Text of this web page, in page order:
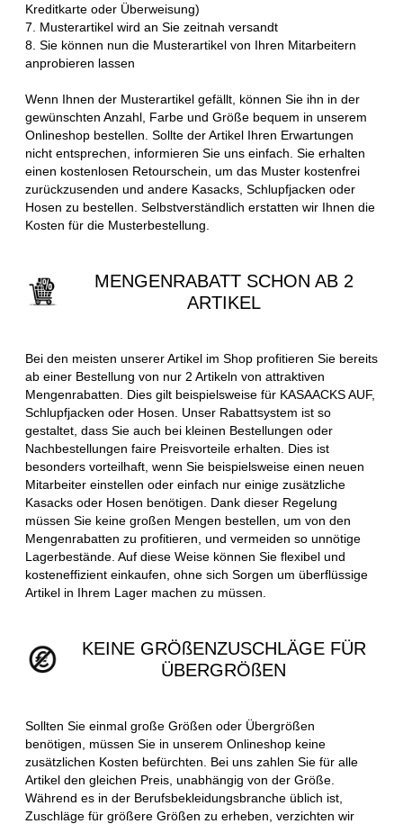
Kreditkarte oder Überweisung)
7. Musterartikel wird an Sie zeitnah versandt
8. Sie können nun die Musterartikel von Ihren Mitarbeitern
anprobieren lassen
Wenn Ihnen der Musterartikel gefällt, können Sie ihn in der
gewünschten Anzahl, Farbe und Größe bequem in unserem
Onlineshop bestellen. Sollte der Artikel Ihren Erwartungen
nicht entsprechen, informieren Sie uns einfach. Sie erhalten
einen kostenlosen Retourschein, um das Muster kostenfrei
zurückzusenden und andere Kasacks, Schlupfjacken oder
Hosen zu bestellen. Selbstverständlich erstatten wir Ihnen die
Kosten für die Musterbestellung.
MENGENRABATT SCHON AB 2
ARTIKEL
Bei den meisten unserer Artikel im Shop profitieren Sie bereits
ab einer Bestellung von nur 2 Artikeln von attraktiven
Mengenrabatten. Dies gilt beispielsweise für KASAACKS AUF,
Schlupfjacken oder Hosen. Unser Rabattsystem ist so
gestaltet, dass Sie auch bei kleinen Bestellungen oder
Nachbestellungen faire Preisvorteile erhalten. Dies ist
besonders vorteilhaft, wenn Sie beispielsweise einen neuen
Mitarbeiter einstellen oder einfach nur einige zusätzliche
Kasacks oder Hosen benötigen. Dank dieser Regelung
müssen Sie keine großen Mengen bestellen, um von den
Mengenrabatten zu profitieren, und vermeiden so unnötige
Lagerbestände. Auf diese Weise können Sie flexibel und
kosteneffizient einkaufen, ohne sich Sorgen um überflüssige
Artikel in Ihrem Lager machen zu müssen.
KEINE GRÖßENZUSCHLÄGE FÜR
ÜBERGRÖßEN
Sollten Sie einmal große Größen oder Übergrößen
benötigen, müssen Sie in unserem Onlineshop keine
zusätzlichen Kosten befürchten. Bei uns zahlen Sie für alle
Artikel den gleichen Preis, unabhängig von der Größe.
Während es in der Berufsbekleidungsbranche üblich ist,
Zuschläge für größere Größen zu erheben, verzichten wir